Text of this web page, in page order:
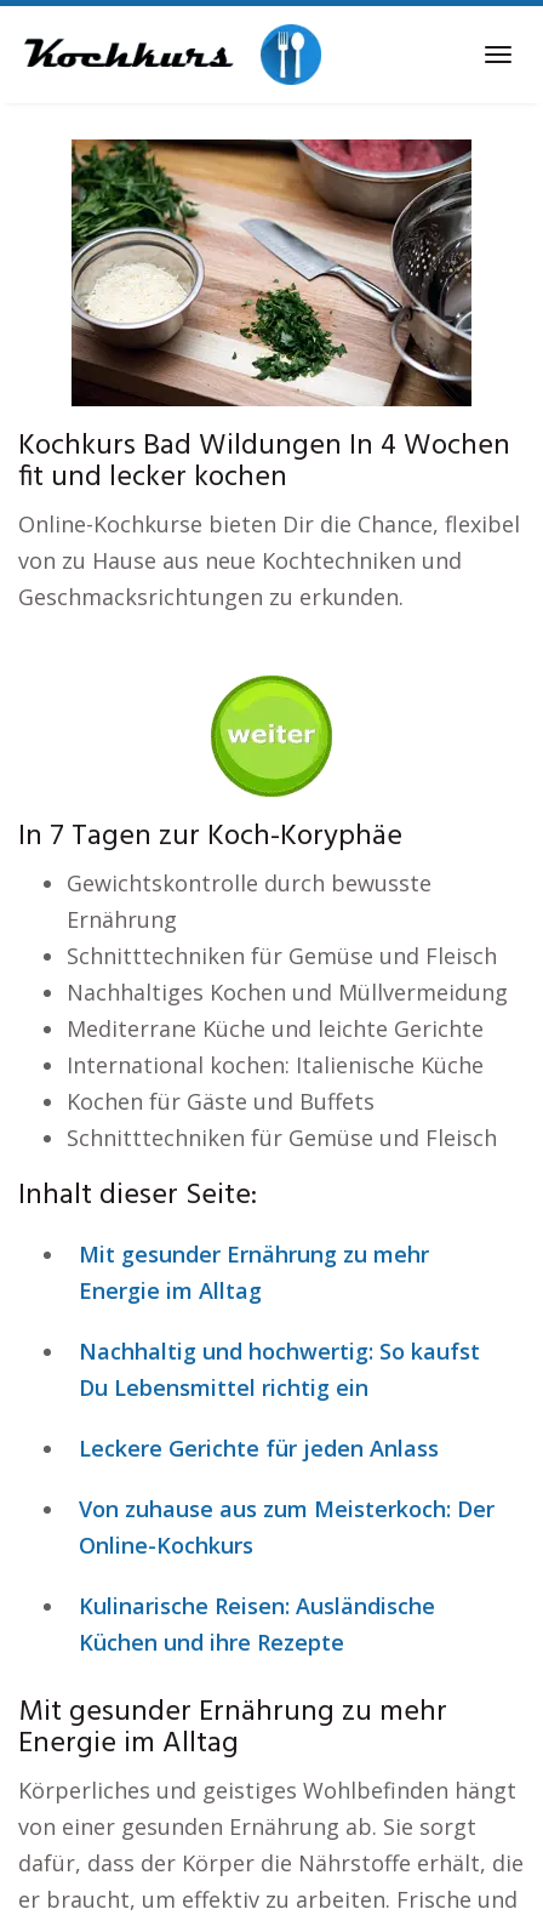
Kochkurs Bad Wildungen In 4 Wochen
fit und lecker kochen
Online-Kochkurse bieten Dir die Chance, flexibel
von zu Hause aus neue Kochtechniken und
Geschmacksrichtungen zu erkunden.
In 7 Tagen zur Koch-Koryphäe
Gewichtskontrolle durch bewusste
Ernährung
Schnitttechniken für Gemüse und Fleisch
Nachhaltiges Kochen und Müllvermeidung
Mediterrane Küche und leichte Gerichte
International kochen: Italienische Küche
Kochen für Gäste und Buffets
Schnitttechniken für Gemüse und Fleisch
Inhalt dieser Seite:
Mit gesunder Ernährung zu mehr
Energie im Alltag
Nachhaltig und hochwertig: So kaufst
Du Lebensmittel richtig ein
Leckere Gerichte für jeden Anlass
Von zuhause aus zum Meisterkoch: Der
Online-Kochkurs
Kulinarische Reisen: Ausländische
Küchen und ihre Rezepte
Mit gesunder Ernährung zu mehr
Energie im Alltag
Körperliches und geistiges Wohlbefinden hängt
von einer gesunden Ernährung ab. Sie sorgt
dafür, dass der Körper die Nährstoffe erhält, die
er braucht, um effektiv zu arbeiten. Frische und